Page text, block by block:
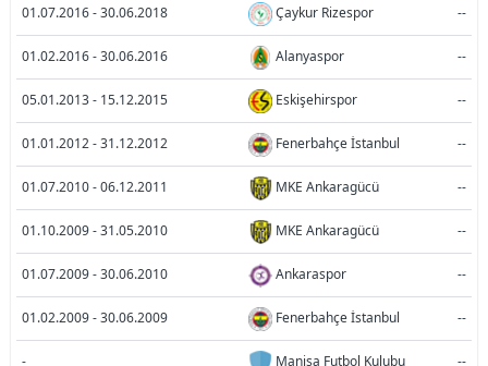
01.07.2016 - 30.06.2018 Çaykur Rizespor --
01.02.2016 - 30.06.2016 Alanyaspor --
05.01.2013 - 15.12.2015 Eskişehirspor --
01.01.2012 - 31.12.2012 Fenerbahçe İstanbul --
01.07.2010 - 06.12.2011 MKE Ankaragücü --
01.10.2009 - 31.05.2010 MKE Ankaragücü --
01.07.2009 - 30.06.2010 Ankaraspor --
01.02.2009 - 30.06.2009 Fenerbahçe İstanbul --
- Manisa Futbol Kulubu --